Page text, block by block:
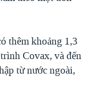
thêm khoảng 1,3
Covax, và đến
từ nước ngoài,